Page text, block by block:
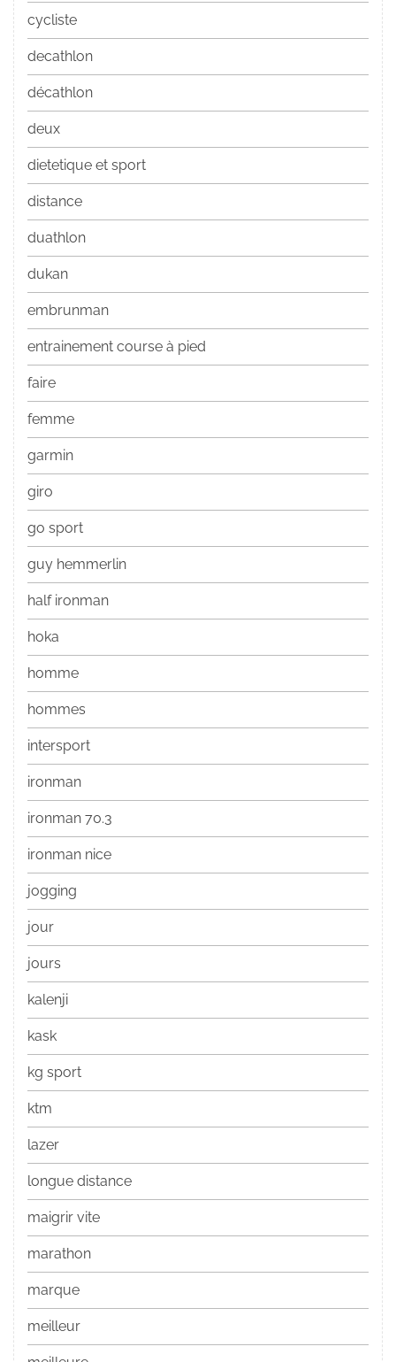
cycliste
decathlon
décathlon
deux
dietetique et sport
distance
duathlon
dukan
embrunman
entrainement course à pied
faire
femme
garmin
giro
go sport
guy hemmerlin
half ironman
hoka
homme
hommes
intersport
ironman
ironman 70.3
ironman nice
jogging
jour
jours
kalenji
kask
kg sport
ktm
lazer
longue distance
maigrir vite
marathon
marque
meilleur